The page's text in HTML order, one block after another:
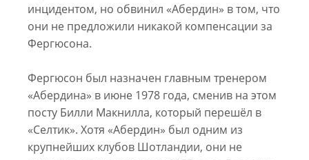
инцидентом, но обвинил «Абердин» в том, что
они не предложили никакой компенсации за
Фергюсона.
Фергюсон был назначен главным тренером
«Абердина» в июне 1978 года, сменив на этом
посту Билли Макнилла, который перешёл в
«Селтик». Хотя «Абердин» был одним из
крупнейших клубов Шотландии, они не